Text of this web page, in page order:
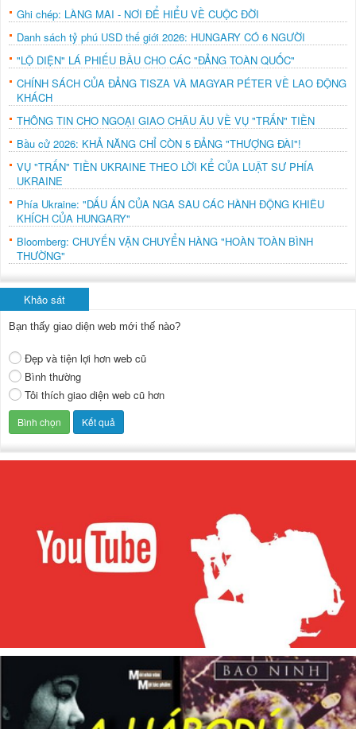
Ghi chép: LÀNG MAI - NƠI ĐỂ HIỂU VỀ CUỘC ĐỜI
Danh sách tỷ phú USD thế giới 2026: HUNGARY CÓ 6 NGƯỜI
"LỘ DIỆN" LÁ PHIẾU BẦU CHO CÁC "ĐẢNG TOÀN QUỐC"
CHÍNH SÁCH CỦA ĐẢNG TISZA VÀ MAGYAR PÉTER VỀ LAO ĐỘNG
KHÁCH
THÔNG TIN CHO NGOẠI GIAO CHÂU ÂU VỀ VỤ "TRẤN" TIỀN
Bầu cử 2026: KHẢ NĂNG CHỈ CÒN 5 ĐẢNG "THƯỢNG ĐÀI"!
VỤ "TRẤN" TIỀN UKRAINE THEO LỜI KỂ CỦA LUẬT SƯ PHÍA
UKRAINE
Phía Ukraine: "DẤU ẤN CỦA NGA SAU CÁC HÀNH ĐỘNG KHIÊU
KHÍCH CỦA HUNGARY"
Bloomberg: CHUYẾN VẬN CHUYỂN HÀNG "HOÀN TOÀN BÌNH
THƯỜNG"
Khảo sát
Bạn thấy giao diện web mới thế nào?
Đẹp và tiện lợi hơn web cũ
Bình thường
Tôi thích giao diện web cũ hơn